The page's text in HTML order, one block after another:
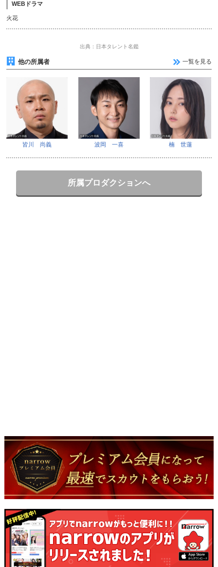
WEBドラマ
火花
出典：日本タレント名鑑
他の所属者 一覧を見る
皆川 尚義 波岡 一喜 楠 世蓮
所属プロダクションへ